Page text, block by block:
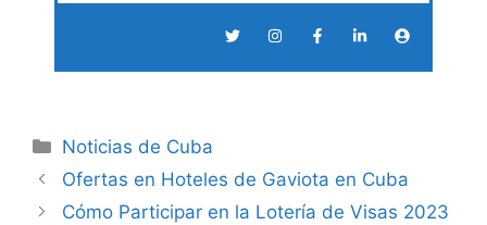
Categories
Noticias de Cuba
Ofertas en Hoteles de Gaviota en Cuba
Cómo Participar en la Lotería de Visas 2023